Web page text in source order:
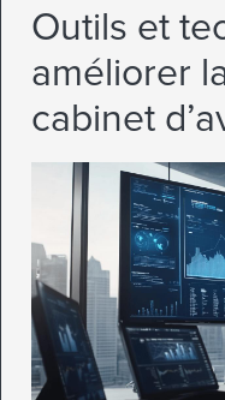
Outils et
améliorer
cabinet